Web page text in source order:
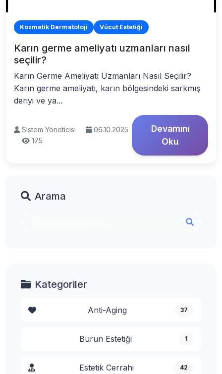
Kozmetik Dermatoloji Vücut Estetiği
Karın germe ameliyatı uzmanları nasıl
seçilir?
Karın Germe Ameliyatı Uzmanları Nasıl Seçilir?
Karın germe ameliyatı, karın bölgesindeki sarkmış
deriyi ve ya...
Sistem Yöneticisi
06.10.2025
175
Devamını
Oku
Arama
Kategoriler
Anti-Aging 37
Burun Estetiği 1
Estetik Cerrahi 42